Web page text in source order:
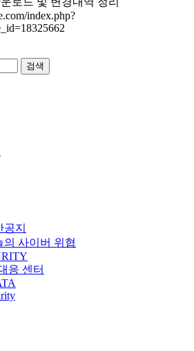
index.php?
지
의 사이버 위협
응 센터